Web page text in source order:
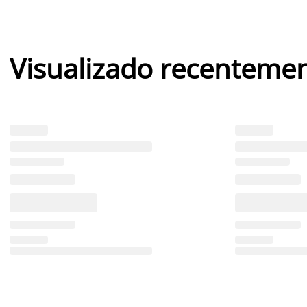
Visualizado